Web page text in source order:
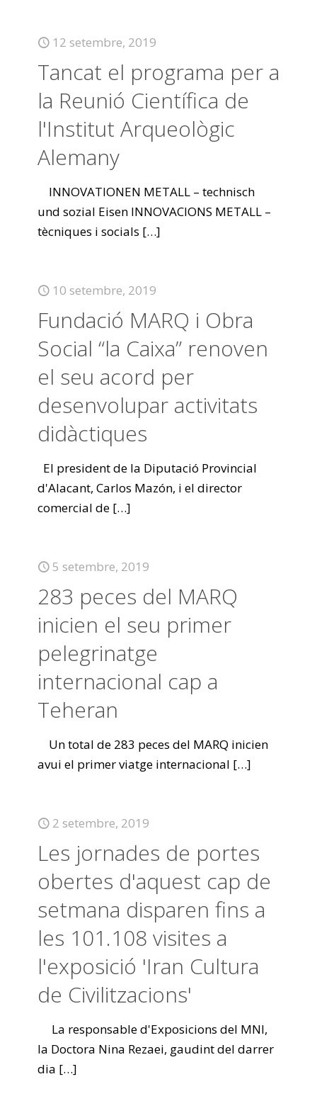
12 setembre, 2019
Tancat el programa per a
la Reunió Científica de
l'Institut Arqueològic
Alemany
INNOVATIONEN METALL – technisch
und sozial Eisen INNOVACIONS METALL –
tècniques i socials […]
10 setembre, 2019
Fundació MARQ i Obra
Social “la Caixa” renoven
el seu acord per
desenvolupar activitats
didàctiques
El president de la Diputació Provincial
d'Alacant, Carlos Mazón, i el director
comercial de […]
5 setembre, 2019
283 peces del MARQ
inicien el seu primer
pelegrinatge
internacional cap a
Teheran
Un total de 283 peces del MARQ inicien
avui el primer viatge internacional […]
2 setembre, 2019
Les jornades de portes
obertes d'aquest cap de
setmana disparen fins a
les 101.108 visites a
l'exposició 'Iran Cultura
de Civilitzacions'
La responsable d'Exposicions del MNI,
la Doctora Nina Rezaei, gaudint del darrer
dia […]